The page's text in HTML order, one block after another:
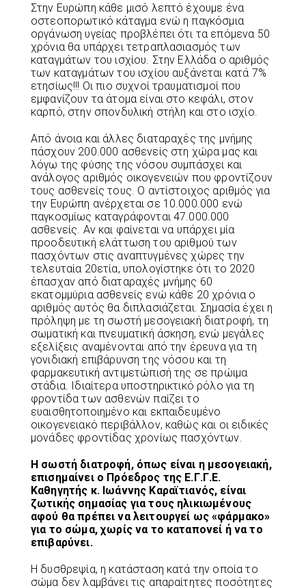
Στην Ευρώπη κάθε μισό λεπτό έχουμε ένα
οστεοπορωτικό κάταγμα ενώ η παγκόσμια
οργάνωση υγείας προβλέπει ότι τα επόμενα 50
χρόνια θα υπάρχει τετραπλασιασμός των
καταγμάτων του ισχίου. Στην Ελλάδα ο αριθμός
των καταγμάτων του ισχίου αυξάνεται κατά 7%
ετησίως!!! Οι πιο συχνοί τραυματισμοί που
εμφανίζουν τα άτομα είναι στο κεφάλι, στον
καρπό, στην σπονδυλική στήλη και στο ισχίο.
Από άνοια και άλλες διαταραχές της μνήμης
πάσχουν 200.000 ασθενείς στη χώρα μας και
λόγω της φύσης της νόσου συμπάσχει και
ανάλογος αριθμός οικογενειών που φροντίζουν
τους ασθενείς τους. Ο αντίστοιχος αριθμός για
την Ευρώπη ανέρχεται σε 10.000.000 ενώ
παγκοσμίως καταγράφονται 47.000.000
ασθενείς. Αν και φαίνεται να υπάρχει μία
προοδευτική ελάττωση του αριθμού των
πασχόντων στις αναπτυγμένες χώρες την
τελευταία 20ετία, υπολογίστηκε ότι το 2020
έπασχαν από διαταραχές μνήμης 60
εκατομμύρια ασθενείς ενώ κάθε 20 χρόνια ο
αριθμός αυτός θα διπλασιάζεται. Σημασία έχει η
πρόληψη με τη σωστή μεσογειακή διατροφή, τη
σωματική και πνευματική άσκηση, ενώ μεγάλες
εξελίξεις αναμένονται από την έρευνα για τη
γονιδιακή επιβάρυνση της νόσου και τη
φαρμακευτική αντιμετώπισή της σε πρώιμα
στάδια. Ιδιαίτερα υποστηρικτικό ρόλο για τη
φροντίδα των ασθενών παίζει το
ευαισθητοποιημένο και εκπαιδευμένο
οικογενειακό περιβάλλον, καθώς και οι ειδικές
μονάδες φροντίδας χρονίως πασχόντων.
Η σωστή διατροφή, όπως είναι η μεσογειακή,
επισημαίνει ο Πρόεδρος της Ε.Γ.Γ.Ε.
Καθηγητής κ. Ιωάννης Καραϊτιανός, είναι
ζωτικής σημασίας για τους ηλικιωμένους
αφού θα πρέπει να λειτουργεί ως «φάρμακο»
για το σώμα, χωρίς να το καταπονεί ή να το
επιβαρύνει.
Η δυσθρεψία, η κατάσταση κατά την οποία το
σώμα δεν λαμβάνει τις απαραίτητες ποσότητες